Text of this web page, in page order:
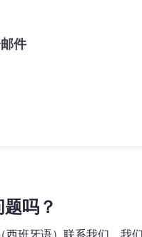
件
吗？
西班牙语）联系我们。我